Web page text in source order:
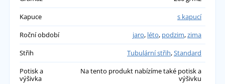
Kapuce
s kapucí
Roční období
jaro, léto, podzim,zima
Střih
Tubulární střih,Standard
Potisk a
výšivka
Na tento produkt nabízíme také potisk a
výšivku